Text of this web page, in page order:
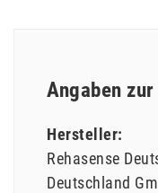
Angaben
Hersteller:
Rehasense
Deutschland